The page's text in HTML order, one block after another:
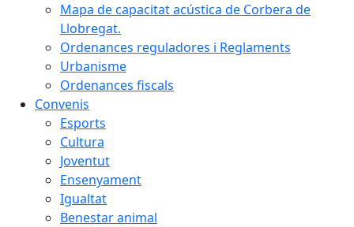
Mapa de capacitat acústica de Corbera de
Llobregat.
Ordenances reguladores i Reglaments
Urbanisme
Ordenances fiscals
Convenis
Esports
Cultura
Joventut
Ensenyament
Igualtat
Benestar animal